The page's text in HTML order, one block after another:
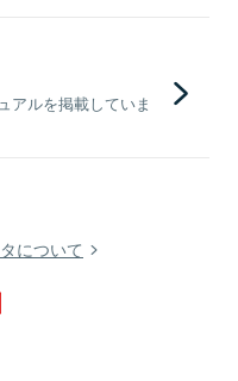
アルを掲載していま
について